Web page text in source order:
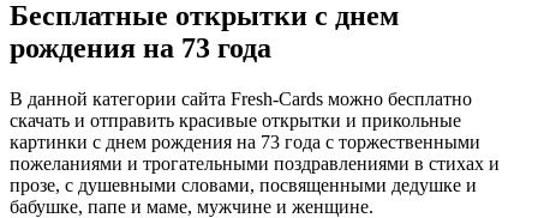
Бесплатные открытки с днем
рождения на 73 года
В данной категории сайта Fresh-Cards можно бесплатно
скачать и отправить красивые открытки и прикольные
картинки с днем рождения на 73 года с торжественными
пожеланиями и трогательными поздравлениями в стихах и
прозе, с душевными словами, посвященными дедушке и
бабушке, папе и маме, мужчине и женщине.